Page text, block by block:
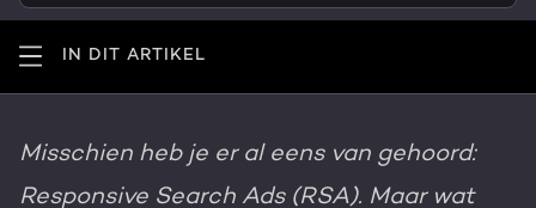
Content & design
AI services
Awards
PORTAL REVIEW
IN DIT ARTIKEL
Misschien heb je er al eens van gehoord:
Responsive Search Ads (RSA). Maar wat